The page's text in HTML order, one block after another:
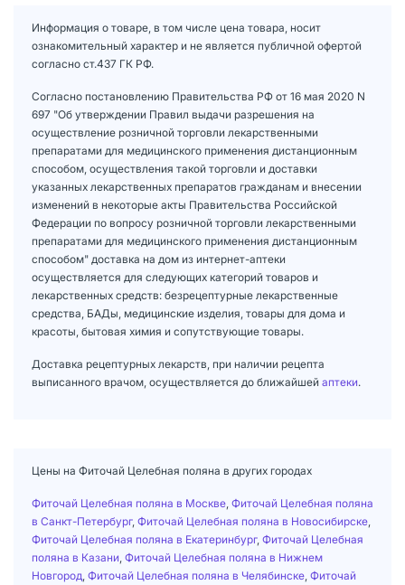
Информация о товаре, в том числе цена товара, носит
ознакомительный характер и не является публичной офертой
согласно ст.437 ГК РФ.
Согласно постановлению Правительства РФ от 16 мая 2020 N
697 "Об утверждении Правил выдачи разрешения на
осуществление розничной торговли лекарственными
препаратами для медицинского применения дистанционным
способом, осуществления такой торговли и доставки
указанных лекарственных препаратов гражданам и внесении
изменений в некоторые акты Правительства Российской
Федерации по вопросу розничной торговли лекарственными
препаратами для медицинского применения дистанционным
способом" доставка на дом из интернет-аптеки
осуществляется для следующих категорий товаров и
лекарственных средств: безрецептурные лекарственные
средства, БАДы, медицинские изделия, товары для дома и
красоты, бытовая химия и сопутствующие товары.
Доставка рецептурных лекарств, при наличии рецепта
выписанного врачом, осуществляется до ближайшей аптеки.
Цены на Фиточай Целебная поляна в других городах
Фиточай Целебная поляна в Москве Фиточай Целебная поляна
в Санкт-Петербург, Фиточай Целебная поляна в Новосибирске
Фиточай Целебная поляна в Екатеринбург, Фиточай Целебная
поляна в Казани Фиточай Целебная поляна в Нижнем
Новгород Фиточай Целебная поляна в Челябинске Фиточай